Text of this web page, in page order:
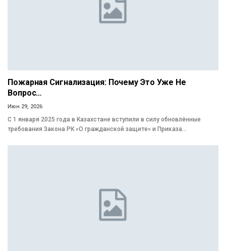
Пожарная Сигнализация: Почему Это Уже Не
Вопрос…
Июн 29, 2026
С 1 января 2025 года в Казахстане вступили в силу обновлённые
требования Закона РК «О гражданской защите» и Приказа…